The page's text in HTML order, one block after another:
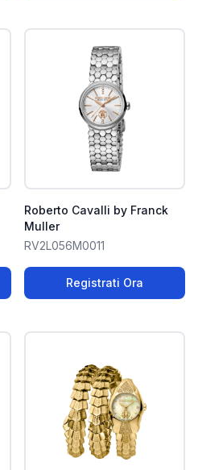
Roberto Cavalli by Franck
Muller
RV2L056M0011
Registrati Ora